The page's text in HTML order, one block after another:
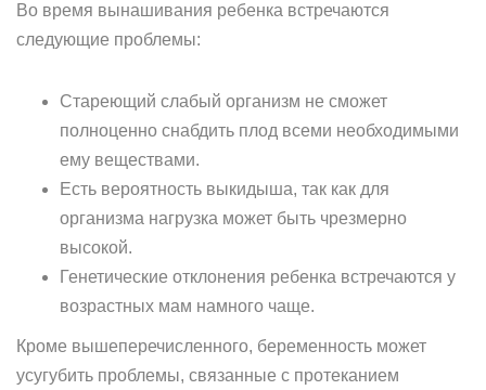
Во время вынашивания ребенка встречаются
следующие проблемы:
Стареющий слабый организм не сможет
полноценно снабдить плод всеми необходимыми
ему веществами.
Есть вероятность выкидыша, так как для
организма нагрузка может быть чрезмерно
высокой.
Генетические отклонения ребенка встречаются у
возрастных мам намного чаще.
Кроме вышеперечисленного, беременность может
усугубить проблемы, связанные с протеканием